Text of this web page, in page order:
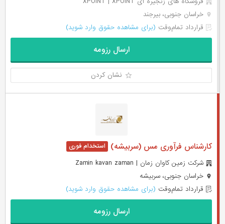
خراسان جنوبی، بیرجند
قرارداد تمام‌وقت (برای مشاهده حقوق وارد شوید)
ارسال رزومه
نشان کردن
کارشناس فرآوری مس (سربیشه)
شرکت زمین کاوان زمان | Zamin kavan zaman
خراسان جنوبی، سربیشه
قرارداد تمام‌وقت (برای مشاهده حقوق وارد شوید)
ارسال رزومه